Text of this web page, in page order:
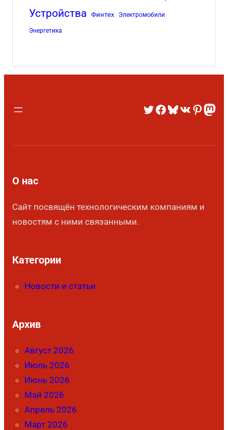
Устройства
Финтех Электромобили
Энергетика
О нас
Сайт посвящён технологическим компаниям и
новостям с ними связанными.
Категории
Новости и статьи
Архив
Август 2026
Июль 2026
Июнь 2026
Май 2026
Апрель 2026
Март 2026